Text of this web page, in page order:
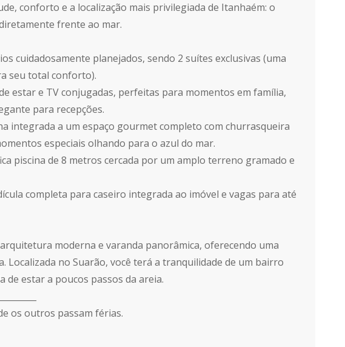
conforto e a localização mais privilegiada de Itanhaém: o
frente ao mar.
cuidadosamente planejados, sendo 2 suítes exclusivas (uma
seu total conforto).
estar e TV conjugadas, perfeitas para momentos em família,
para recepções.
integrada a um espaço gourmet completo com churrasqueira
especiais olhando para o azul do mar.
piscina de 8 metros cercada por um amplo terreno gramado e
completa para caseiro integrada ao imóvel e vagas para até
moderna e varanda panorâmica, oferecendo uma
Localizada no Suarão, você terá a tranquilidade de um bairro
de estar a poucos passos da areia.
os outros passam férias.